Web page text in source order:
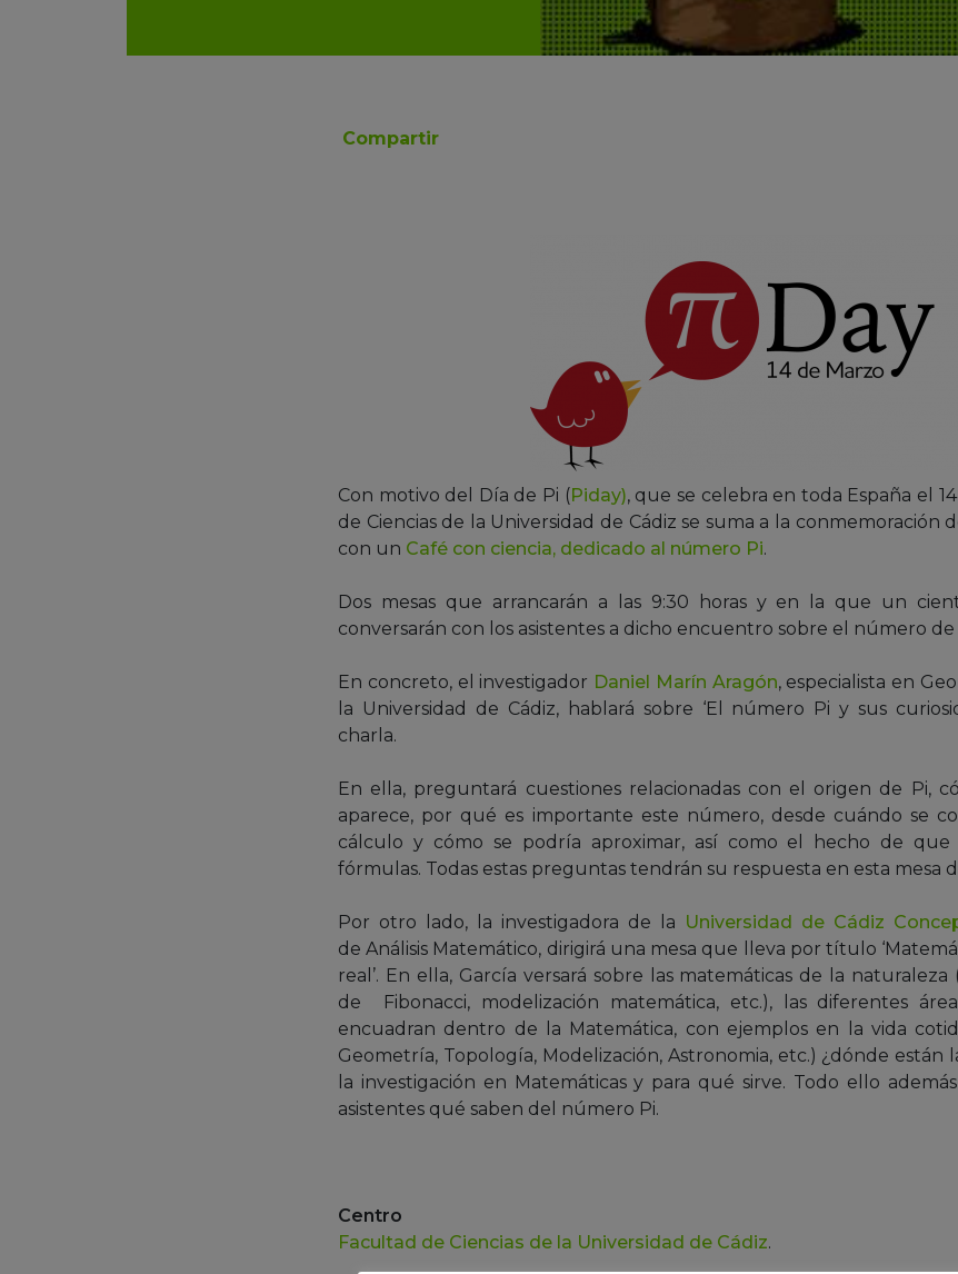
Compartir
Con motivo del Día de Pi (Piday), que se celebra en toda España el
de Ciencias de la Universidad de Cádiz se suma a la conmemoración
con un Café con ciencia, dedicado al número Pi.
Dos mesas que arrancarán a las 9:30 horas y en la que un
conversarán con los asistentes a dicho encuentro sobre el número de
En concreto, el investigador Daniel Marín Aragón, especialista en
la Universidad de Cádiz, hablará sobre ‘El número Pi y sus
charla.
En ella, preguntará cuestiones relacionadas con el origen de Pi,
aparece, por qué es importante este número, desde cuándo se
cálculo y cómo se podría aproximar, así como el hecho de que
fórmulas. Todas estas preguntas tendrán su respuesta en esta mesa
Por otro lado, la investigadora de la Universidad de Cádiz
de Análisis Matemático, dirigirá una mesa que lleva por título
real’. En ella, García versará sobre las matemáticas de la naturaleza
de Fibonacci, modelización matemática, etc.), las diferentes
encuadran dentro de la Matemática, con ejemplos en la vida
Geometría, Topología, Modelización, Astronomia, etc.) ¿dónde están
la investigación en Matemáticas y para qué sirve. Todo ello
asistentes qué saben del número Pi.
Centro
Facultad de Ciencias de la Universidad de Cádiz.